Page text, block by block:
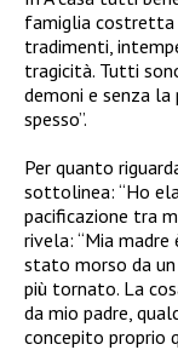
famiglia costretta
tradimenti,
tragicità. Tutti
demoni e senza la
spesso”.
Per quanto
sottolinea: “Ho
pacificazione tra
rivela: “Mia madre
stato morso da
più tornato. La
da mio padre,
concepito proprio